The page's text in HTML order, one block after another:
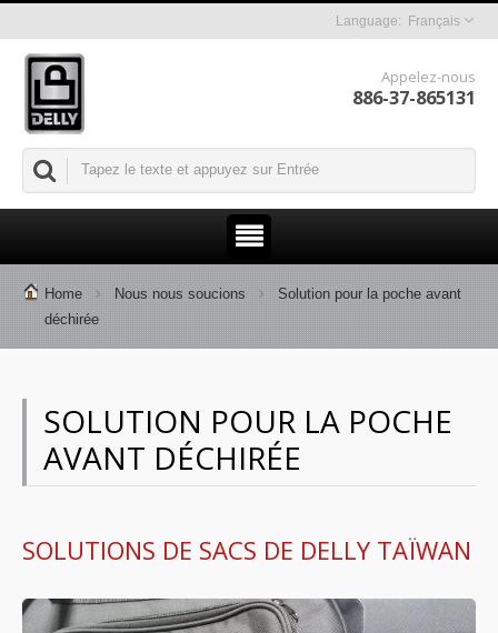
Français
Appelez-nous
886-37-865131
Home Nous nous soucions
Solution pour la poche avant
déchirée
SOLUTION POUR LA POCHE
AVANT DÉCHIRÉE
SOLUTIONS DE SACS DE DELLY TAÏWAN